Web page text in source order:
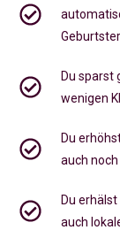
Du sparst
wenigen
Du
auch
Du
auch